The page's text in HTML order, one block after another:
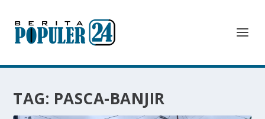
TAG: PASCA-BANJIR